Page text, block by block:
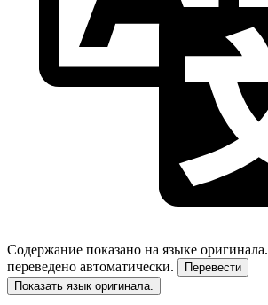
Содержание показано на языке оригинала.
переведено автоматически.
Перевести
Показать язык оригинала.